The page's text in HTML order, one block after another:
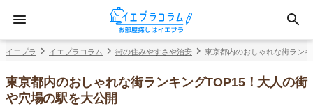
イエプラ イエプラコラム 街の住みやすさや治安 東京都内のおしゃれな街ラン
東京都内のおしゃれな街ランキングTOP15！大人の街
や穴場の駅を大公開